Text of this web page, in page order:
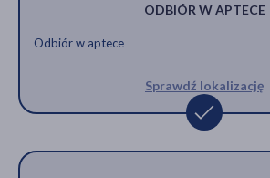
ODBIÓR W APTECE
Odbiór w aptece
Sprawdź lokalizację